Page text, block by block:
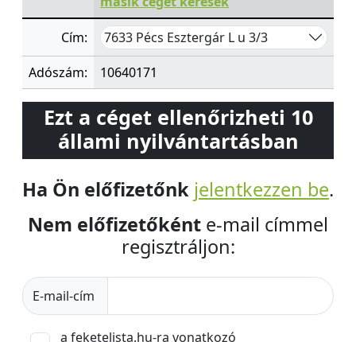
Cím: 7633 Pécs Esztergár L u 3/3
Adószám: 10640171
Ezt a céget ellenőrizheti 10
állami nyilvántartásban
Ha Ön előfizetőnk jelentkezzen be.
Nem előfizetőként e-mail címmel
regisztráljon:
E-mail-cím
a feketelista.hu-ra vonatkozó